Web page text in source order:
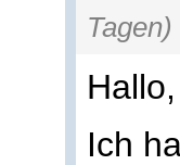
Tagen)
Hallo,
Ich